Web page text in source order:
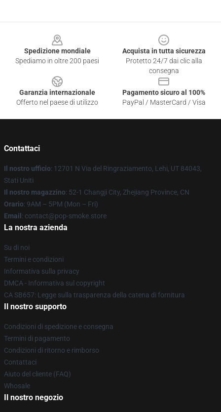
Spedizione mondiale
Spediamo in oltre 200 paesi
Acquista in tutta sicurezza
Protetto 24/7 dai clic alla
consegna
Garanzia internazionale
Offerto nel paese di utilizzo
Pagamento sicuro al 100%
PayPal / MasterCard / Visa
Contattaci
Il nostro ufficio: 12701 N Via del Ringraziamento, Lehi, UT 84043,
Stati Uniti
Il nostro magazzino: 52-1 Changji City, Zhejiang Province, CN
Orario: 9AM – 5PM (Mon – Fri)
Email : contact@pop-smoke.store
La nostra azienda
Su di noi
Termini e condizioni
Informativa sulla privacy
DMCA - Informativa sul copyright
CA SB657: Legge sulla trasparenza della catena di fornitura
Il nostro supporto
Condizioni di spedizione e consegna
Termini di pagamento
Condizioni di ritorno e rimborso
Contattaci
Aiuto del cliente (FAQ)
Whosale
Il nostro negozio